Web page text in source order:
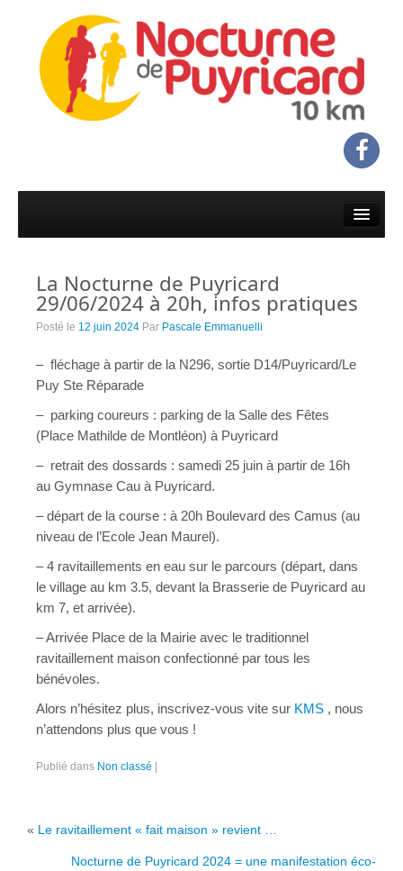
Infos pratiques
Programme
Inscriptions
Règlement
Organisation
Résultats & Photos
2018
2017
2016
2015
2014
2013
2009
La Nocturne de Puyricard
29/06/2024 à 20h, infos pratiques
Posté le 12 juin 2024 Par Pascale Emmanuelli
– fléchage à partir de la N296, sortie D14/Puyricard/Le
Puy Ste Réparade
– parking coureurs : parking de la Salle des Fêtes
(Place Mathilde de Montléon) à Puyricard
– retrait des dossards : samedi 25 juin à partir de 16h
au Gymnase Cau à Puyricard.
– départ de la course : à 20h Boulevard des Camus (au
niveau de l’Ecole Jean Maurel).
– 4 ravitaillements en eau sur le parcours (départ, dans
le village au km 3.5, devant la Brasserie de Puyricard au
km 7, et arrivée).
– Arrivée Place de la Mairie avec le traditionnel
ravitaillement maison confectionné par tous les
bénévoles.
Alors n’hésitez plus, inscrivez-vous vite sur KMS , nous
n’attendons plus que vous !
Publié dans Non classé
« Le ravitaillement « fait maison » revient …
Nocturne de Puyricard 2024 = une manifestation éco-